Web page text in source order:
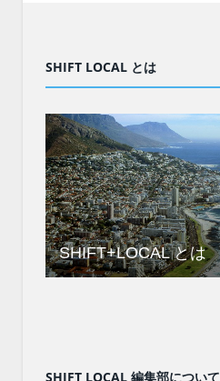
SHIFT LOCAL とは
SHIFT+LOCAL とは
SHIFT LOCAL 編集部について